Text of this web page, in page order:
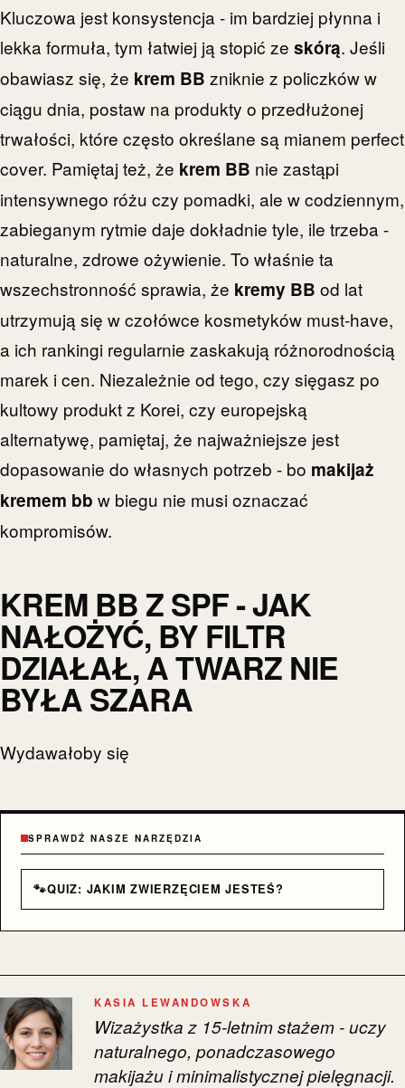
Kluczowa jest konsystencja - im bardziej płynna i
lekka formuła, tym łatwiej ją stopić ze skórą. Jeśli
obawiasz się, że krem BB zniknie z policzków w
ciągu dnia, postaw na produkty o przedłużonej
trwałości, które często określane są mianem perfect
cover. Pamiętaj też, że krem BB nie zastąpi
intensywnego różu czy pomadki, ale w codziennym,
zabieganym rytmie daje dokładnie tyle, ile trzeba -
naturalne, zdrowe ożywienie. To właśnie ta
wszechstronność sprawia, że kremy BB od lat
utrzymują się w czołówce kosmetyków must-have,
a ich rankingi regularnie zaskakują różnorodnością
marek i cen. Niezależnie od tego, czy sięgasz po
kultowy produkt z Korei, czy europejską
alternatywę, pamiętaj, że najważniejsze jest
dopasowanie do własnych potrzeb - bo makijaż
kremem bb w biegu nie musi oznaczać
kompromisów.
KREM BB Z SPF - JAK
NAŁOŻYĆ, BY FILTR
DZIAŁAŁ, A TWARZ NIE
BYŁA SZARA
Wydawałoby się
SPRAWDŹ NASZE NARZĘDZIA
🐾QUIZ: JAKIM ZWIERZĘCIEM JESTEŚ?
KASIA LEWANDOWSKA
Wizażystka z 15-letnim stażem - uczy
naturalnego, ponadczasowego
makijażu i minimalistycznej pielęgnacji.